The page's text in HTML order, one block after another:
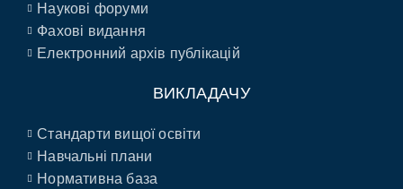
Наукові форуми
Фахові видання
Електронний архів публікацій
ВИКЛАДАЧУ
Стандарти вищої освіти
Навчальні плани
Нормативна база